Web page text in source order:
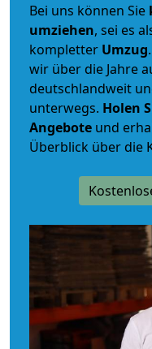
Bei uns können Sie
umziehen, sei es
kompletter Umzug
wir über die Jahre
deutschlandweit
unterwegs. Holen
Angebote und
Überblick über die